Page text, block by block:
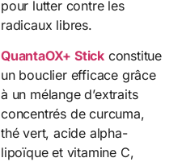
pour lutter contre les
radicaux libres.
QuantaOX+ Stick constitue
un bouclier efficace grâce
à un mélange d’extraits
concentrés de curcuma,
thé vert, acide alpha-
lipoïque et vitamine C,